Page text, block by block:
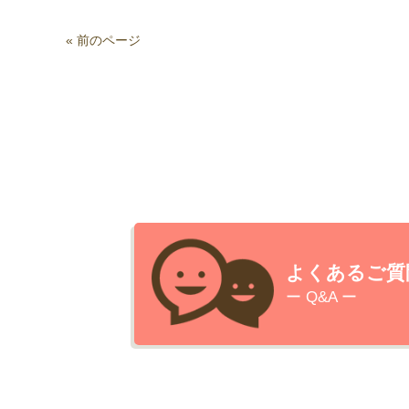
« 前のページ
よくあるご質
ー Q&A ー